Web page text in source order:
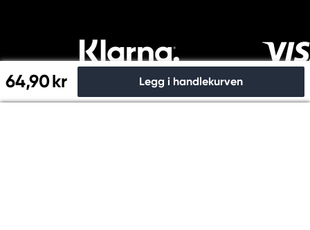
64,90 kr Legg i handlekurven